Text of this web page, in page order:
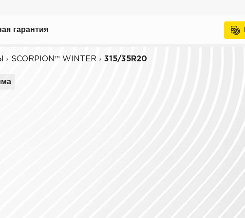
вождению
гарантия
SCORPION™ WINTER 315/35R20